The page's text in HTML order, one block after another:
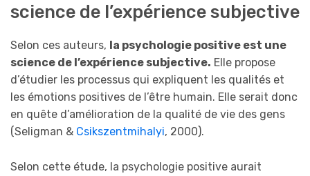
science de l’expérience subjective
Selon ces auteurs, la psychologie positive est une
science de l’expérience subjective. Elle propose
d’étudier les processus qui expliquent les qualités et
les émotions positives de l’être humain. Elle serait donc
en quête d’amélioration de la qualité de vie des gens
(Seligman & Csikszentmihalyi, 2000).
Selon cette étude, la psychologie positive aurait